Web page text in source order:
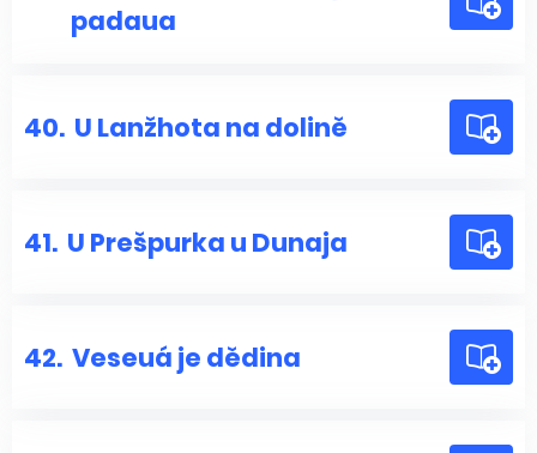
padaua
40. U Lanžhota na dolině
41. U Prešpurka u Dunaja
42. Veseuá je dědina